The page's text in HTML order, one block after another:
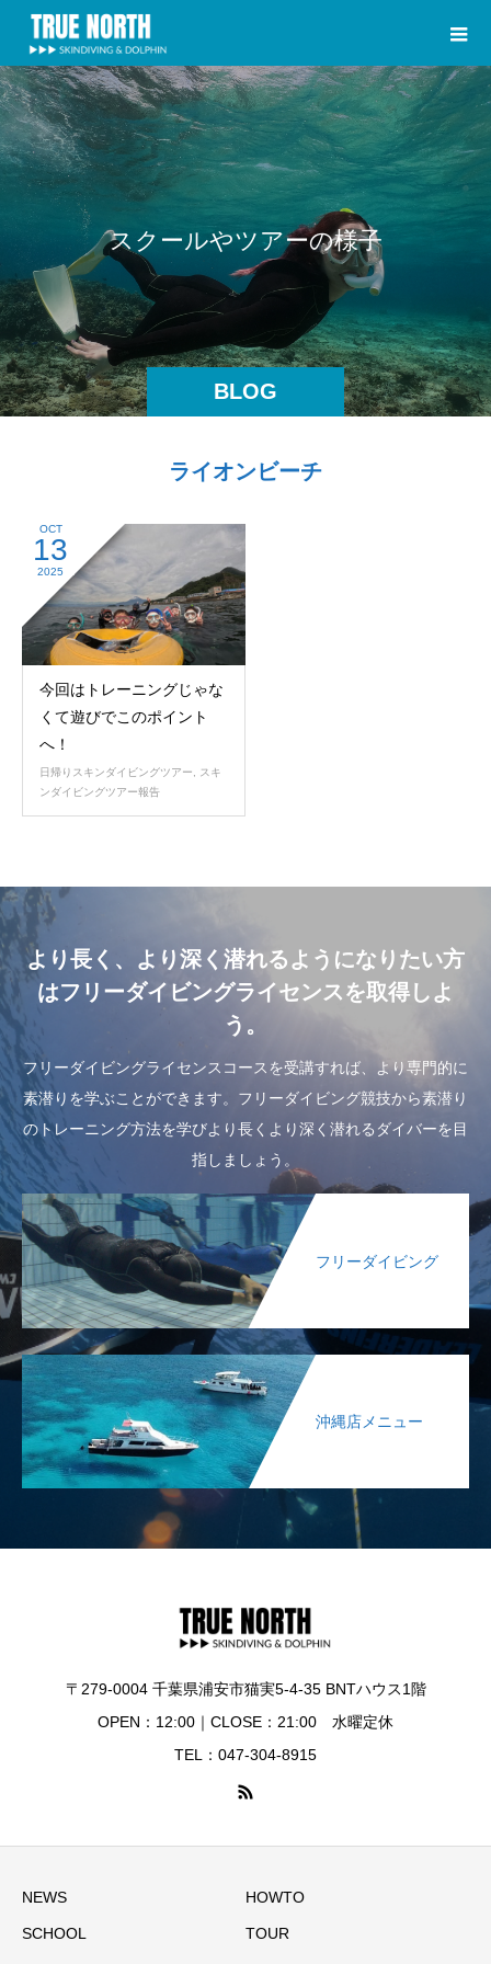
BLOG
ス ク ールやツ アーの様子
ライオンビーチ
OCT
13
2025
今回はトレーニングじゃな
くて遊びでこのポイント
へ！
日帰りスキンダイビングツアー, スキ
ンダイビングツアー報告
より長く、より深く潜れるようになりたい方
はフリーダイビングライセンスを取得しよ
う。
フリーダイビングライセンスコースを受講すれば、より専門的に
素潜りを学ぶことができます。フリーダイビング競技から素潜り
のトレーニング方法を学びより長くより深く潜れるダイバーを目
指しましょう。
フリーダイビング
沖縄店メニュー
〒279-0004 千葉県浦安市猫実5-4-35 BNTハウス1階
OPEN：12:00｜CLOSE：21:00 水曜定休
TEL：047-304-8915
NEWS HOWTO
SCHOOL TOUR